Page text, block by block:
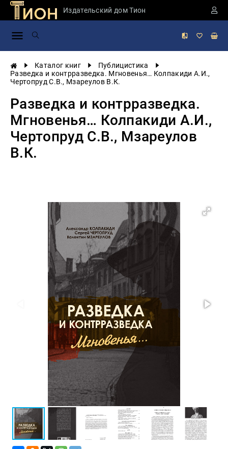
Издательский дом Тион
Каталог книг
Публицистика
Разведка и контрразведка. Мгновенья… Колпакиди А.И.,
Чертопруд С.В., Мзареулов В.К.
Разведка и контрразведка.
Мгновенья… Колпакиди А.И.,
Чертопруд С.В., Мзареулов
В.К.
Занимательная
России
Мировая
Экономика
и
приключения
Публицистика
Тайное и
непознанное
Философия
Военная
история
Конспирология
Политика
Туризм
Разное
Кухня,
гастрономия,
кулинария